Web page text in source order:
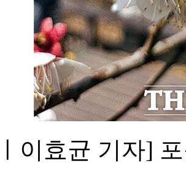
이효균 기자]